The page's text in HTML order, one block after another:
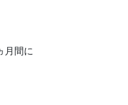
月間に